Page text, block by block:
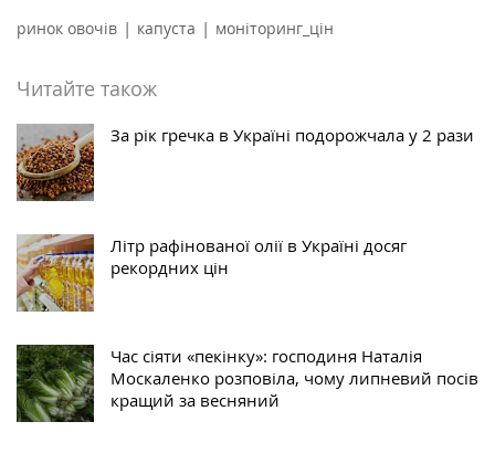
ринок овочів | капуста | моніторинг_цін
Читайте також
За рік гречка в Україні подорожчала у 2 рази
Літр рафінованої олії в Україні досяг
рекордних цін
Час сіяти «пекінку»: господиня Наталія
Москаленко розповіла, чому липневий посів
кращий за весняний